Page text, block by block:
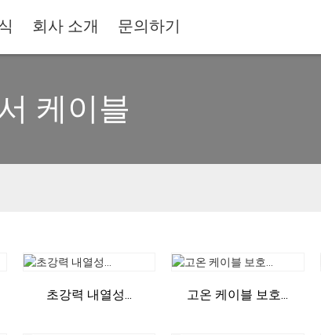
회사 소개 문의하기
케이블
초강력 내열성... 고온 케이블 보호...